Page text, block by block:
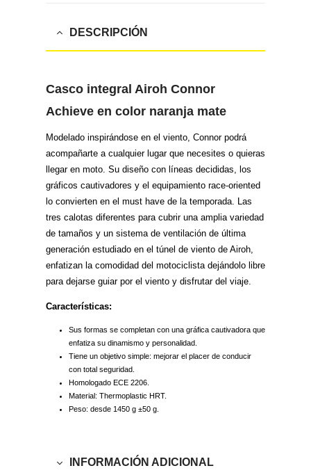
DESCRIPCIÓN
Casco integral Airoh Connor
Achieve en color naranja mate
Modelado inspirándose en el viento, Connor podrá
acompañarte a cualquier lugar que necesites o quieras
llegar en moto. Su diseño con líneas decididas, los
gráficos cautivadores y el equipamiento race-oriented
lo convierten en el must have de la temporada. Las
tres calotas diferentes para cubrir una amplia variedad
de tamaños y un sistema de ventilación de última
generación estudiado en el túnel de viento de Airoh,
enfatizan la comodidad del motociclista dejándolo libre
para dejarse guiar por el viento y disfrutar del viaje.
Características:
Sus formas se completan con una gráfica cautivadora que
enfatiza su dinamismo y personalidad.
Tiene un objetivo simple: mejorar el placer de conducir
con total seguridad.
Homologado ECE 2206.
Material: Thermoplastic HRT.
Peso: desde 1450 g ±50 g.
INFORMACIÓN ADICIONAL